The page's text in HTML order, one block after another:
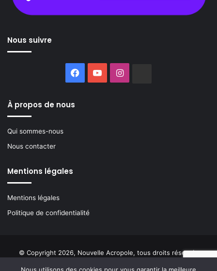
Nous suivre
Facebook
YouTubeInstagram
À propos de nous
Qui sommes-nous
Nous contacter
Mentions légales
Mentions légales
Politique de confidentialité
© Copyright 2026, Nouvelle Acropole, tous droits réservés